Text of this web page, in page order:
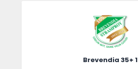
EvenementenBrevendia 35+ 1